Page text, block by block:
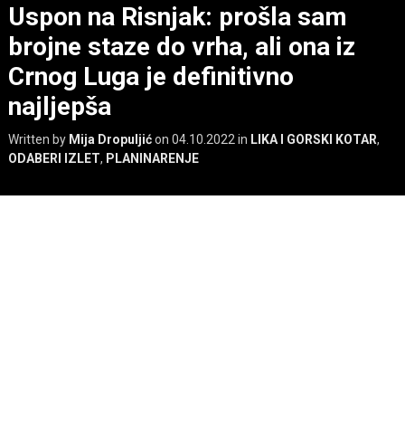
Uspon na Risnjak: prošla sam
brojne staze do vrha, ali ona iz
Crnog Luga je definitivno
najljepša
Written by Mija Dropuljićon 04.10.2022 in LIKA I GORSKI KOTAR,
ODABERI IZLET, PLANINARENJE